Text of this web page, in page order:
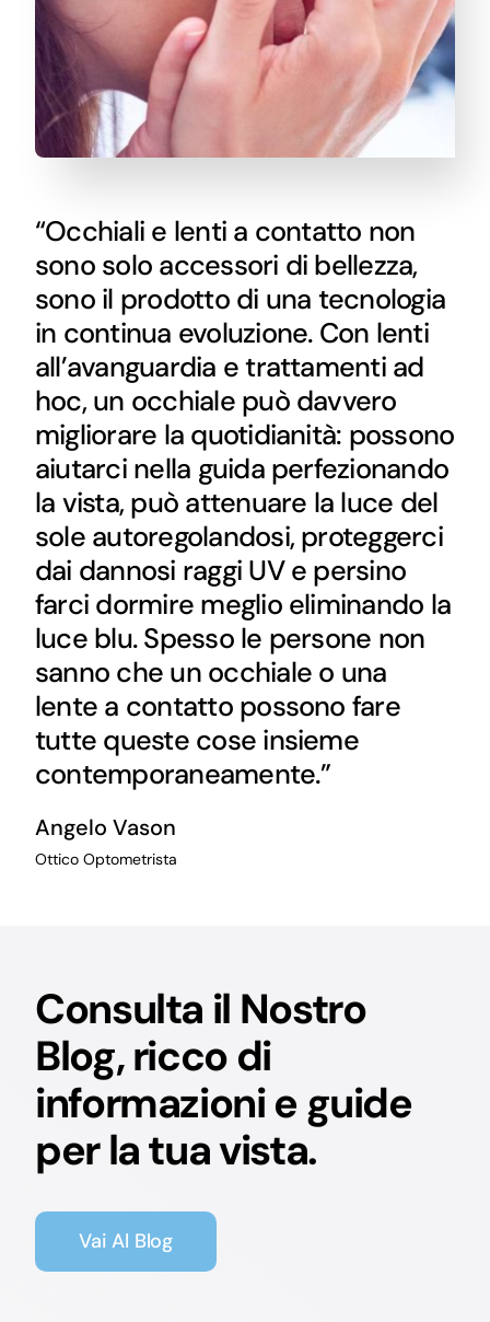
“Occhiali e lenti a contatto non
sono solo accessori di bellezza,
sono il prodotto di una tecnologia
in continua evoluzione. Con lenti
all’avanguardia e trattamenti ad
hoc, un occhiale può davvero
migliorare la quotidianità: possono
aiutarci nella guida perfezionando
la vista, può attenuare la luce del
sole autoregolandosi, proteggerci
dai dannosi raggi UV e persino
farci dormire meglio eliminando la
luce blu. Spesso le persone non
sanno che un occhiale o una
lente a contatto possono fare
tutte queste cose insieme
contemporaneamente.”
Angelo Vason
Ottico Optometrista
Consulta il Nostro
Blog, ricco di
informazioni e guide
per la tua vista.
Vai Al Blog